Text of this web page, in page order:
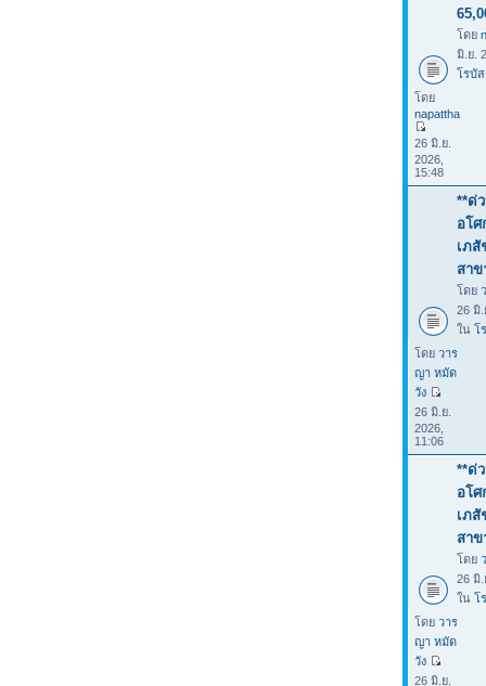
โดย
มิ.ย.
โรบั
โดย
napattha
26 มิ.ย.
2026,
15:48
**ด่
อโ
เภสั
สาข
โดย
26 มิ.
ใน โ
โดย วาร
ญา หมัด
วัง
26 มิ.ย.
2026,
11:06
**ด่
อโ
เภสั
สาข
โดย
26 มิ.
ใน โ
โดย วาร
ญา หมัด
วัง
26 มิ.ย.